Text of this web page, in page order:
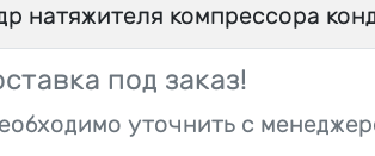
натяжителя компрессора
под заказ!
уточнить с